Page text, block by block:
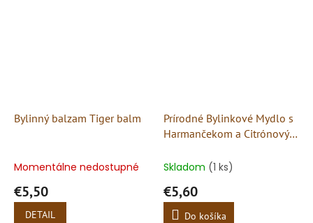
Bylinný balzam Tiger balm
Momentálne nedostupné
€5,50
DETAIL
Prírodné Bylinkové Mydlo s
Harmančekom a Citrónovým
Skladom (1 ks)
€5,60
Do košíka